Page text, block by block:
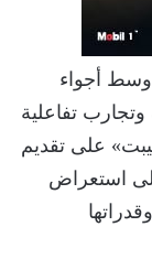
وسط أجواء
وتجارب تفاعلية
على تقديم
استعراض